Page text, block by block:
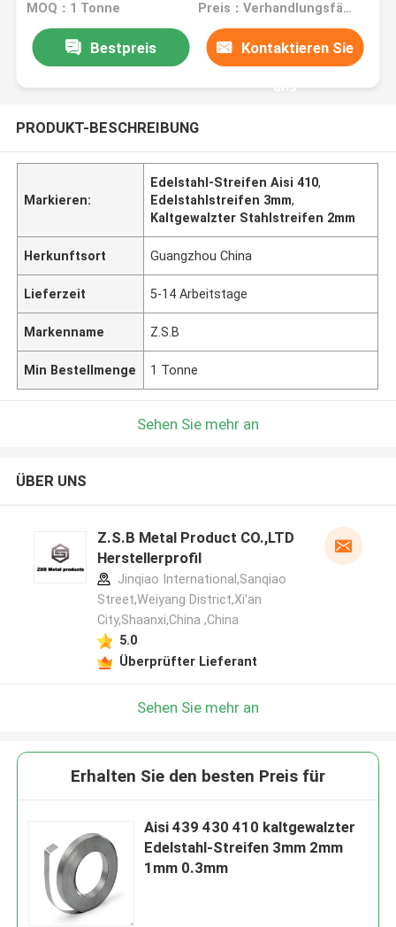
MOQ：1 Tonne Preis：Verhandlungsfähig
Bestpreis Kontaktieren Sie
uns
PRODUKT-BESCHREIBUNG
Markieren:
Edelstahl-Streifen Aisi 410,
Edelstahlstreifen 3mm,
Kaltgewalzter Stahlstreifen 2mm
Herkunftsort Guangzhou China
Lieferzeit 5-14 Arbeitstage
Markenname Z.S.B
Min Bestellmenge 1 Tonne
Sehen Sie mehr an
ÜBER UNS
Z.S.B Metal Product CO.,LTD
Herstellerprofil
Jinqiao International,Sanqiao
Street,Weiyang District,Xi'an
City,Shaanxi,China ,China
5.0
Überprüfter Lieferant
Sehen Sie mehr an
Erhalten Sie den besten Preis für
Aisi 439 430 410 kaltgewalzter
Edelstahl-Streifen 3mm 2mm
1mm 0.3mm